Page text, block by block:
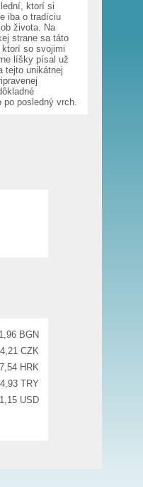
ktorí si
iba o tradíciu
života. Na
strane sa táto
so svojimi
líšky písal už
tejto unikátnej
po posledný vrch.
1,96 BGN
CZK
7,54 HRK
TRY
1,15 USD